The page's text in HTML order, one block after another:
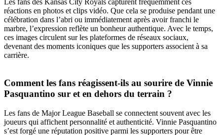
réactions en photos et clips vidéo. Que cela se produise pendant une
célébration dans l’abri ou immédiatement après avoir franchi le
marbre, l’expression reflète un bonheur authentique. Avec le temps,
ces images circulent sur les plateformes de réseaux sociaux,
devenant des moments iconiques que les supporters associent à sa
carrière.
Comment les fans réagissent-ils au sourire de Vinnie
Pasquantino sur et en dehors du terrain ?
Les fans de Major League Baseball se connectent souvent avec les
joueurs qui affichent personnalité et authenticité. Vinnie Pasquantino
s’est forgé une réputation positive parmi les supporters pour être